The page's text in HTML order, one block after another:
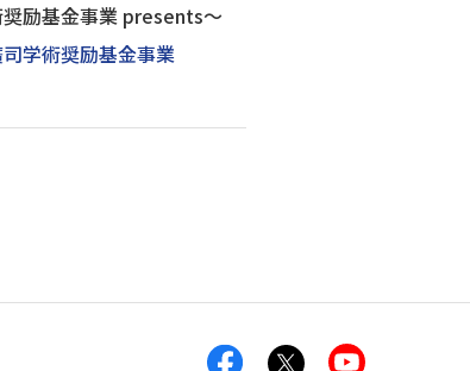
励基金事業 presents～
学術奨励基金事業